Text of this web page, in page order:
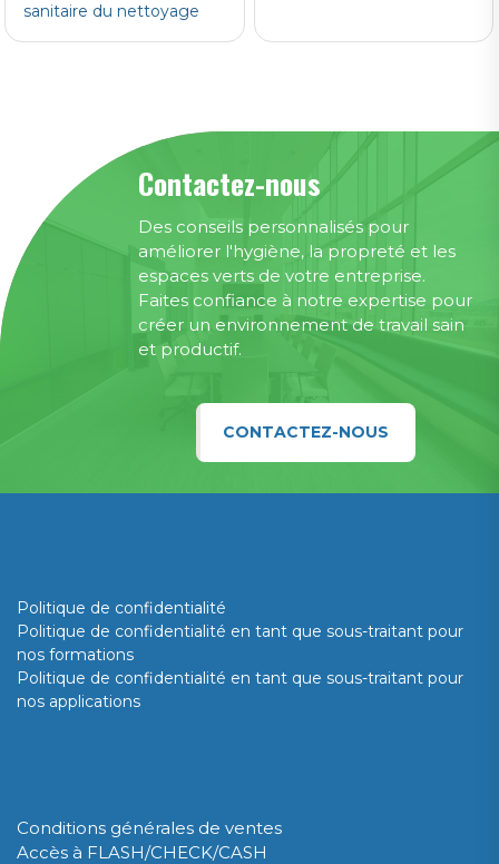
sanitaire du nettoyage
Contactez-nous
Des conseils personnalisés pour
améliorer l'hygiène, la propreté et les
espaces verts de votre entreprise.
Faites confiance à notre expertise pour
créer un environnement de travail sain
et productif.
CONTACTEZ-NOUS
Politique de confidentialité
Politique de confidentialité en tant que sous-traitant pour
nos formations
Politique de confidentialité en tant que sous-traitant pour
nos applications
Conditions générales de ventes
Accès à FLASH/CHECK/CASH